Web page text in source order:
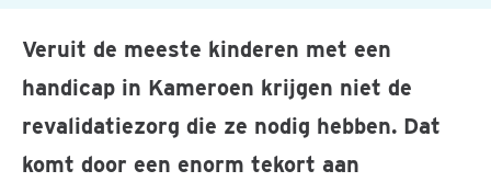
Veruit de meeste kinderen met een
handicap in Kameroen krijgen niet de
revalidatiezorg die ze nodig hebben. Dat
komt door een enorm tekort aan